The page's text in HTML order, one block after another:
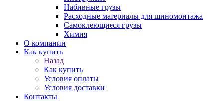
Набивные грузы
Расходные материалы для шиномонтажа
Самоклеющиеся грузы
Химия
О компании
Как купить
Назад
Как купить
Условия оплаты
Условия доставки
Контакты